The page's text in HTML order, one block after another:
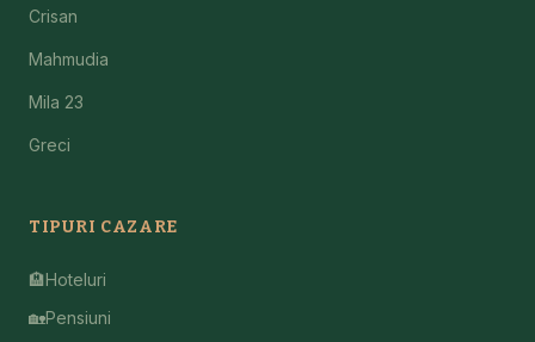
Crisan
Mahmudia
Mila 23
Greci
TIPURI CAZARE
🏨Hoteluri
🏡Pensiuni